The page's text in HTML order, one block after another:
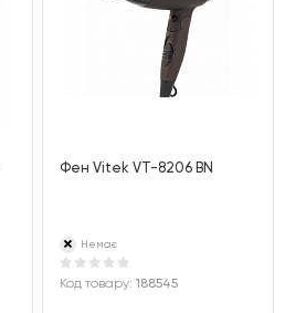
Фен Vitek VT-8206 BN
Немає
Код товару:188545